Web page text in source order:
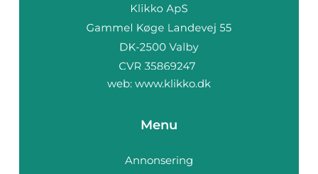
web: www.klikko.dk
Menu
Annonsering